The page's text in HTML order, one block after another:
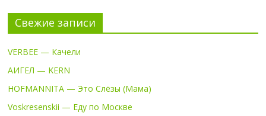
Свежие записи
VERBEE — Качели
АИГЕЛ — KERN
HOFMANNITA — Это Слёзы (Мама)
Voskresenskii — Еду по Москве